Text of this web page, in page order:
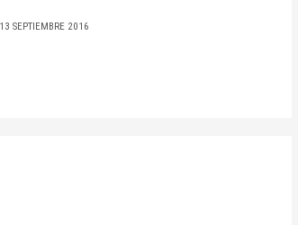
13 SEPTIEMBRE 2016